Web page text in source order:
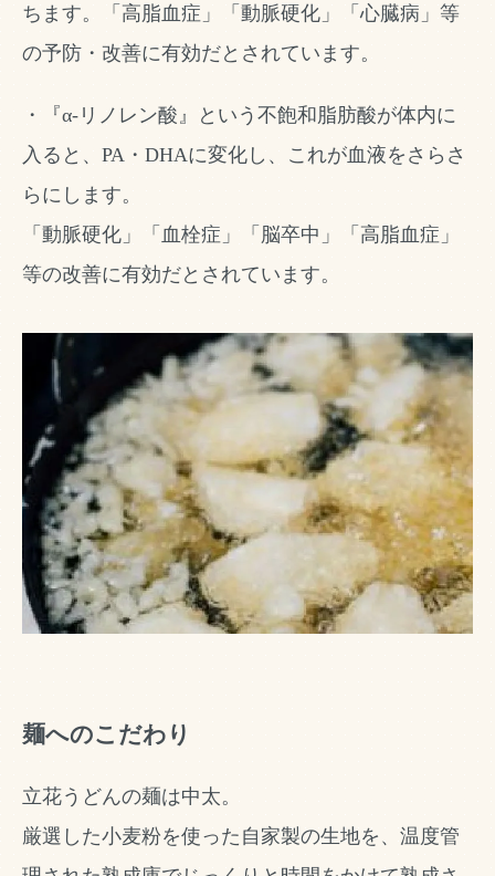
ちます。「高脂血症」「動脈硬化」「心臓病」等
の予防・改善に有効だとされています。
・『α-リノレン酸』という不飽和脂肪酸が体内に
入ると、PA・DHAに変化し、これが血液をさらさ
らにします。
「動脈硬化」「血栓症」「脳卒中」「高脂血症」
等の改善に有効だとされています。
麺へのこだわり
立花うどんの麺は中太。
厳選した小麦粉を使った自家製の生地を、温度管